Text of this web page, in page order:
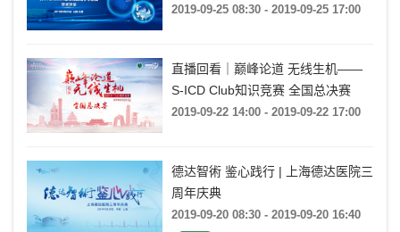
学术沙龙
2019-09-25 08:30 - 2019-09-25 17:00
直播回看｜巅峰论道 无线生机——
S-ICD Club知识竞赛 全国总决赛
2019-09-22 14:00 - 2019-09-22 17:00
德达智術 鉴心践行 | 上海德达医院三
周年庆典
2019-09-20 08:30 - 2019-09-20 16:40